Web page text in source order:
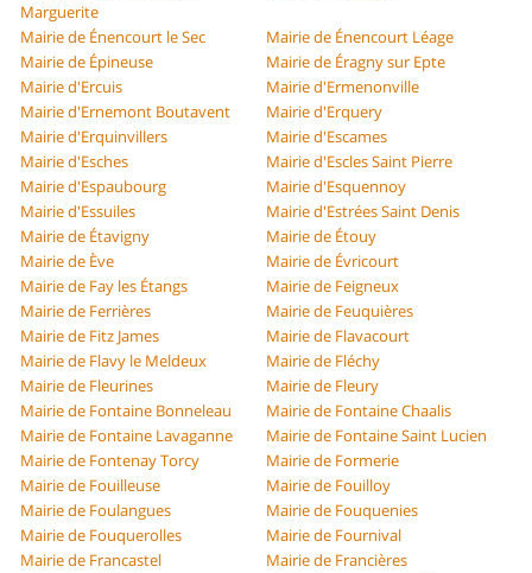
Marguerite
Mairie de Énencourt le Sec
Mairie de Énencourt Léage
Mairie de Épineuse
Mairie de Éragny sur Epte
Mairie d'Ercuis
Mairie d'Ermenonville
Mairie d'Ernemont Boutavent
Mairie d'Erquery
Mairie d'Erquinvillers
Mairie d'Escames
Mairie d'Esches
Mairie d'Escles Saint Pierre
Mairie d'Espaubourg
Mairie d'Esquennoy
Mairie d'Essuiles
Mairie d'Estrées Saint Denis
Mairie de Étavigny
Mairie de Étouy
Mairie de Ève
Mairie de Évricourt
Mairie de Fay les Étangs
Mairie de Feigneux
Mairie de Ferrières
Mairie de Feuquières
Mairie de Fitz James
Mairie de Flavacourt
Mairie de Flavy le Meldeux
Mairie de Fléchy
Mairie de Fleurines
Mairie de Fleury
Mairie de Fontaine Bonneleau
Mairie de Fontaine Chaalis
Mairie de Fontaine Lavaganne
Mairie de Fontaine Saint Lucien
Mairie de Fontenay Torcy
Mairie de Formerie
Mairie de Fouilleuse
Mairie de Fouilloy
Mairie de Foulangues
Mairie de Fouquenies
Mairie de Fouquerolles
Mairie de Fournival
Mairie de Francastel
Mairie de Francières